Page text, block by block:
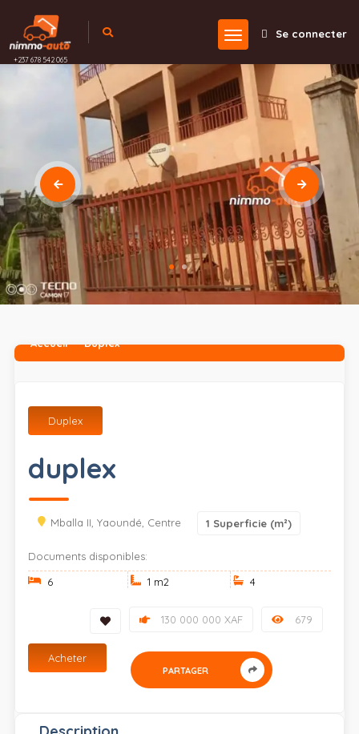
+237 678 542 065
Se connecter
Accueil Duplex
Duplex
duplex
Mballa II, Yaoundé, Centre 1 Superficie (m²)
Documents disponibles:
6
1 m2 4
679
130 000 000 XAF
Acheter
PARTAGER